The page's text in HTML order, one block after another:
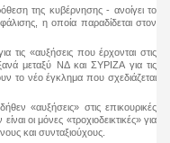
της κυβέρνησης - ανοίγει το
η οποία παραδίδεται στον
τις «αυξήσεις που έρχονται στις
μεταξύ ΝΔ και ΣΥΡΙΖΑ για τις
το νέο έγκλημα που σχεδιάζεται
δήθεν «αυξήσεις» στις επικουρικές
οι μόνες «τροχιοδεικτικές» για
και συνταξιούχους.